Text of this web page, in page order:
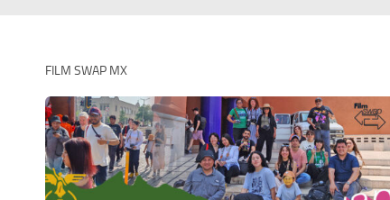
FILM SWAP MX